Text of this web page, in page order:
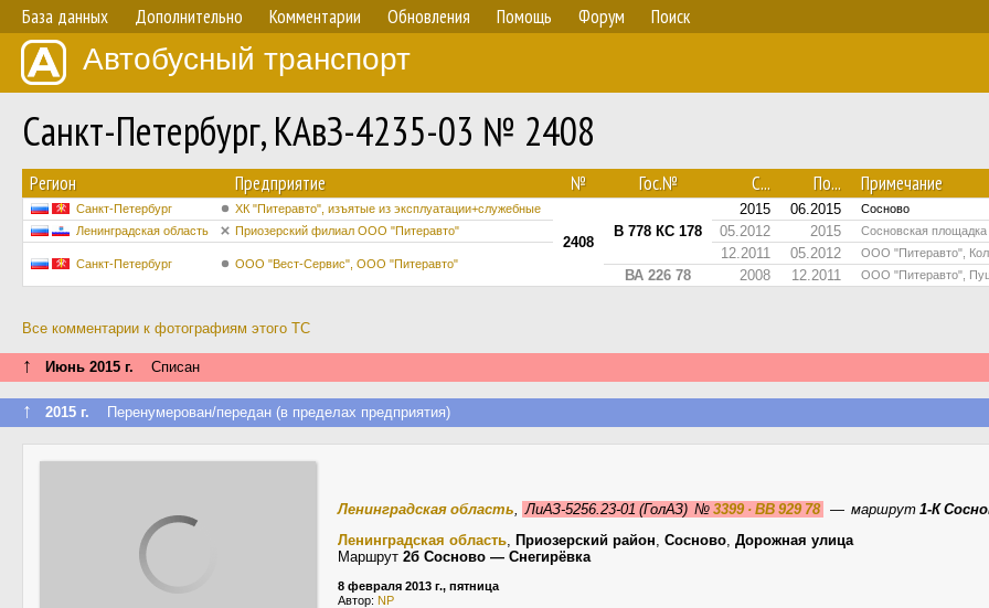
База данных Дополнительно Комментарии Обновления Помощь Форум Поиск
Автобусный транспорт
Санкт-Петербург, КАвЗ-4235-03 № 2408
Регион Предприятие № Гос.№ С... По... Примечание
Санкт-Петербург ХК "Питеравто", изъятые из эксплуатации+служебные
2408
В 778 КС 178
2015 06.2015
Сосново
Ленинградская область
Приозерский филиал ООО "Питеравто" 05.2012 2015 Сосновская площадка
Санкт-Петербург ООО "Вест-Сервис", ООО "Питеравто"
12.2011 05.2012 ООО "Питеравто",
ВА 226 78 2008 12.2011 ООО "Питеравто",
Все комментарии к фотографиям этого ТС
↑ Июнь 2015 г. Списан
↑ 2015 г. Перенумерован/передан (в пределах предприятия)
Ленинградская область, ЛиАЗ-5256.23-01 (ГолАЗ) № 3399 · ВВ 929 78 — маршрут 1-К
Ленинградская область, Приозерский район, Сосново, Дорожная улица
Маршрут 2б Сосново — Снегирёвка
8 февраля 2013 г., пятница
Автор: NP